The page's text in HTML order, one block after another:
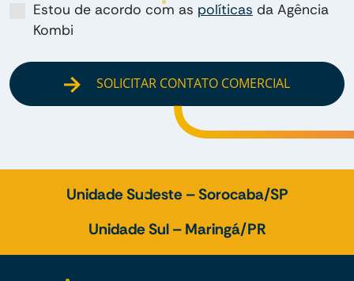
Estou de acordo com as políticas da Agência
Kombi
SOLICITAR CONTATO COMERCIAL
Unidade Sudeste – Sorocaba/SP
Unidade Sul – Maringá/PR